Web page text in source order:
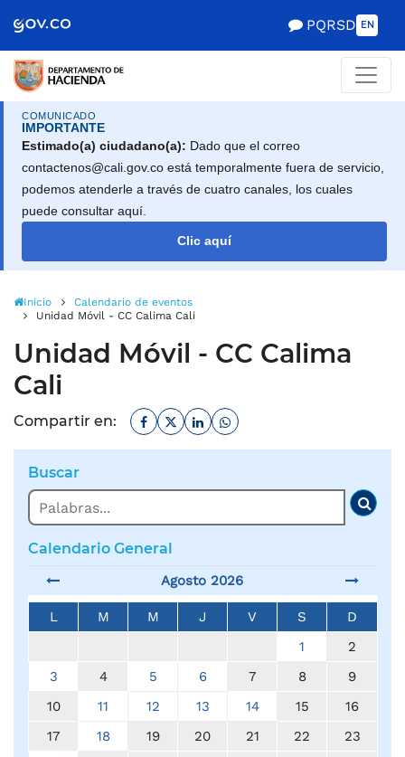
de Gobierno
PQRSD EN
COMUNICADO
IMPORTANTE
Estimado(a) ciudadano(a): Dado que el correo
contactenos@cali.gov.co está temporalmente fuera de servicio,
podemos atenderle a través de cuatro canales, los cuales
puede consultar aquí.
Clic aquí
Inicio
Calendario de eventos
Unidad Móvil - CC Calima Cali
Unidad Móvil - CC Calima
Cali
Compartir en: Facebook
TwitterLinkedinWhatsapp
Buscar
Buscar
Calendario General
Agosto 2026
L M M J V S
D
1
2
3
4 5 6 7 8
9
10
11 12 13 14 15
16
17
18 19 20 21 22
23